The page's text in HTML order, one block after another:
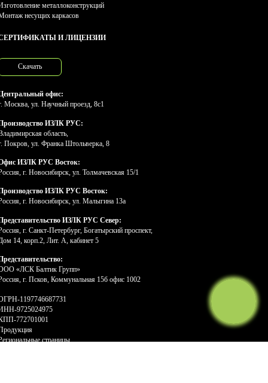
металлоконструкций
несущих каркасов
И ЛИЦЕНЗИИ
Скачать
офис:
Москва, ул. Научный проезд, 8с1
ИЗЛК РУС:
область,
Покров, ул. Франка Штольверка, 8
ИЗЛК РУС Восток:
г. Новосибирск, ул. Толмачевская 15/1
ИЗЛК РУС Восток:
г. Новосибирск, ул. Малыгина 13а
ИЗЛК РУС Север:
г. Санкт-Петербург, Богатырский проспект,
14, корп.2, Лит. А, кабинет 5
«ЛСК Балтик Групп»
г. Псков, Коммунальная 15б офис 1002
1197746687731
9725024975
772701001
страницы